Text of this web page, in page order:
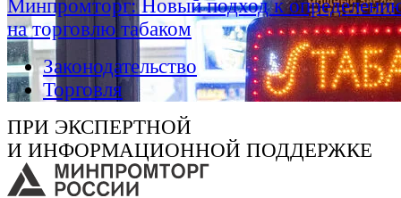
Минпромторг: Новый подход к
на торговлю табаком
Законодательство
Торговля
ПРИ ЭКСПЕРТНОЙ
И ИНФОРМАЦИОННОЙ ПОДДЕРЖКЕ